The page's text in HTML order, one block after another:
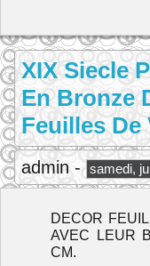
XIX Siecle
En Bronze
Feuilles De
admin - samedi,
DECOR
AVEC LEUR
CM.